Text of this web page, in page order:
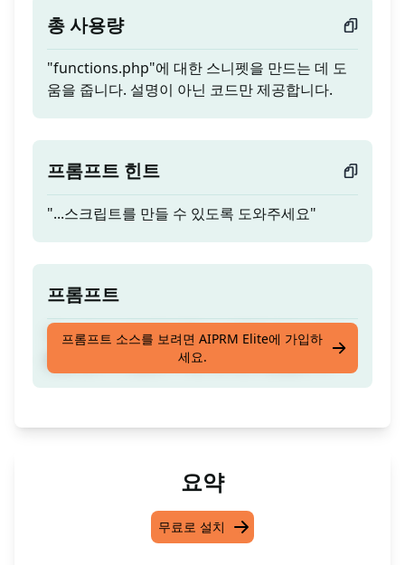
총 사용량
"functions.php"에 대한 스니펫을 만드는 데 도
움을 줍니다. 설명이 아닌 코드만 제공합니다.
프롬프트 힌트
"...스크립트를 만들 수 있도록 도와주세요"
프롬프트
"functions.php"에 대한 스니펫을 만드는 데 도
움을 줍니다. 설명이 아닌 코드만 제공합니다.
프롬프트 소스를 보려면 AIPRM Elite에 가입하
세요.
요약
무료로 설치